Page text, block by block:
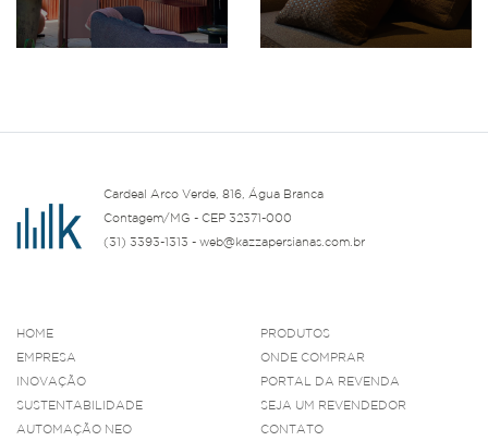
Cardeal Arco Verde, 816, Água Branca
Contagem/MG - CEP 32371-000
(31) 3393-1313 - web@kazzapersianas.com.br
HOME
EMPRESA
INOVAÇÃO
SUSTENTABILIDADE
AUTOMAÇÃO NEO
PRODUTOS
ONDE COMPRAR
PORTAL DA REVENDA
SEJA UM REVENDEDOR
CONTATO